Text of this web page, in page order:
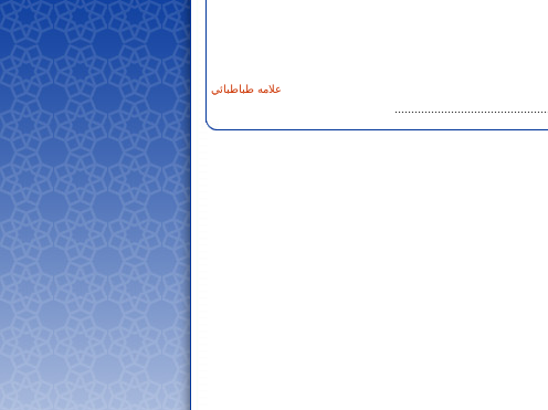
علامه طباطبائي